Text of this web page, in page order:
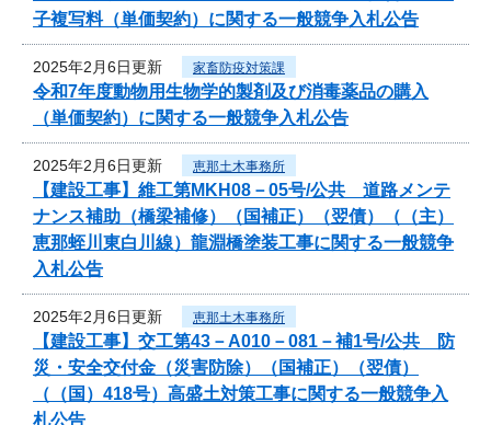
子複写料（単価契約）に関する一般競争入札公告
2025年2月6日更新 家畜防疫対策課
令和7年度動物用生物学的製剤及び消毒薬品の購入
（単価契約）に関する一般競争入札公告
2025年2月6日更新 恵那土木事務所
【建設工事】維工第MKH08－05号/公共 道路メンテ
ナンス補助（橋梁補修）（国補正）（翌債）（（主）
恵那蛭川東白川線）龍淵橋塗装工事に関する一般競争
入札公告
2025年2月6日更新 恵那土木事務所
【建設工事】交工第43－A010－081－補1号/公共 防
災・安全交付金（災害防除）（国補正）（翌債）
（（国）418号）高盛土対策工事に関する一般競争入
札公告